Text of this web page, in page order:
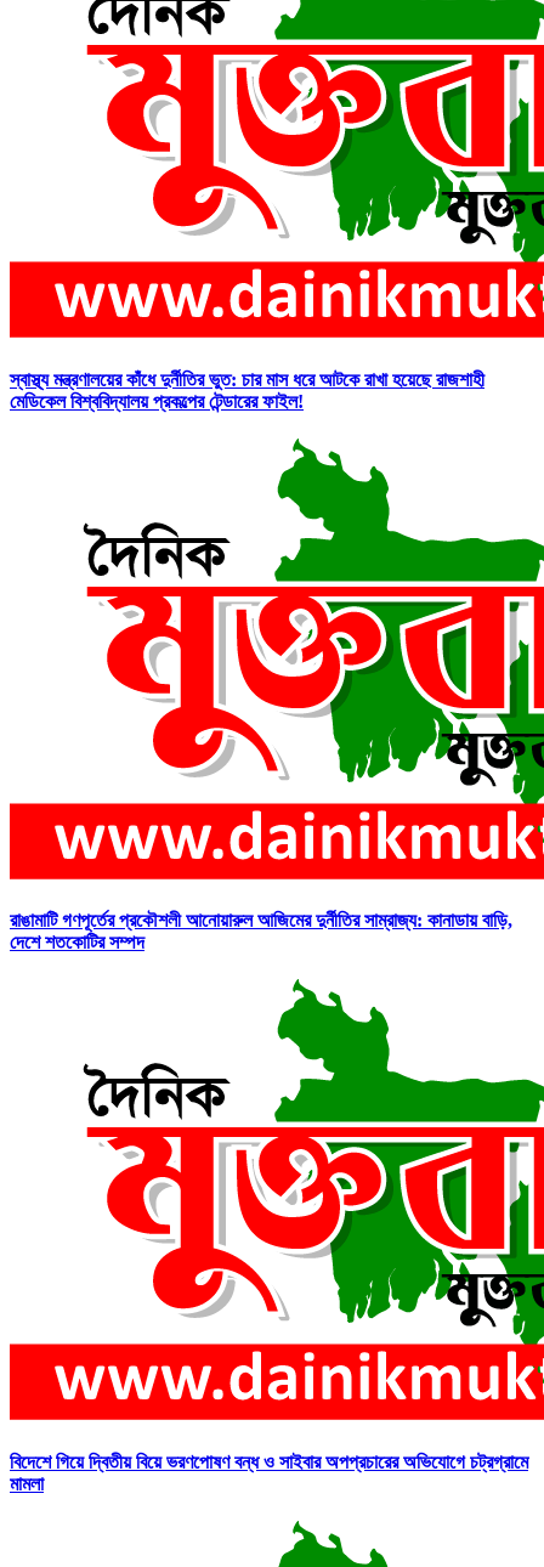
স্বাস্থ্য মন্ত্রণালয়ের কাঁধে দুর্নীতির ভুত: চার মাস ধরে আটকে রাখা হয়েছে রাজশাহী
মেডিকেল বিশ্ববিদ্যালয় প্রকল্পের টেন্ডারের ফাইল!
রাঙামাটি গণপূর্তের প্রকৌশলী আনোয়ারুল আজিমের দুর্নীতির সাম্রাজ্য: কানাডায় বাড়ি,
দেশে শতকোটির সম্পদ
বিদেশে গিয়ে দ্বিতীয় বিয়ে ভরণপোষণ বন্ধ ও সাইবার অপপ্রচারের অভিযোগে চট্রগ্রামে
মামলা